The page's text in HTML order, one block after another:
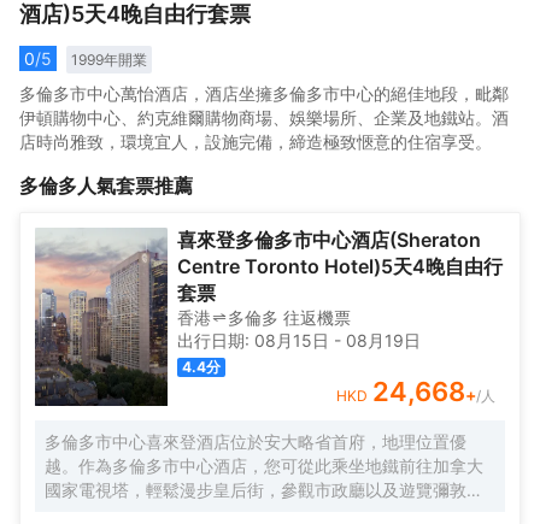
酒店)5天4晚自由行套票
0/5 1999年開業
多倫多市中心萬怡酒店，酒店坐擁多倫多市中心的絕佳地段，毗鄰
伊頓購物中心、約克維爾購物商場、娛樂場所、企業及地鐵站。酒
店時尚雅致，環境宜人，設施完備，締造極致愜意的住宿享受。
多倫多人氣套票推薦
喜來登多倫多市中心酒店(Sheraton
Centre Toronto Hotel)5天4晚自由行
套票
香港 多倫多 往返機票
出行日期: 08月15日 - 08月19日
4.4分
HKD 24,668+/人
多倫多市中心喜來登酒店位於安大略省首府，地理位置優
越。作為多倫多市中心酒店，您可從此乘坐地鐵前往加拿大
國家電視塔，輕鬆漫步皇后街，參觀市政廳以及遊覽彌敦道